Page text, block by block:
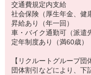
交通費規定内支給
社会保険（厚生年金、健
昇給あり（年一回）
車・バイク通勤可（派遣
定年制度あり（満60歳）
【リクルートグループ団
団体割引などにより、下